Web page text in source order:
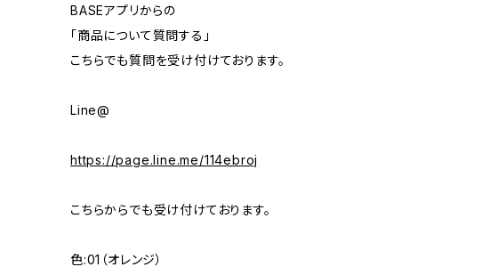
BASEアプリからの
「商品について質問する」
こちらでも質問を受け付けております。
Line@
https://page.line.me/114ebroj
こちらからでも受け付けております。
色:01（オレンジ）